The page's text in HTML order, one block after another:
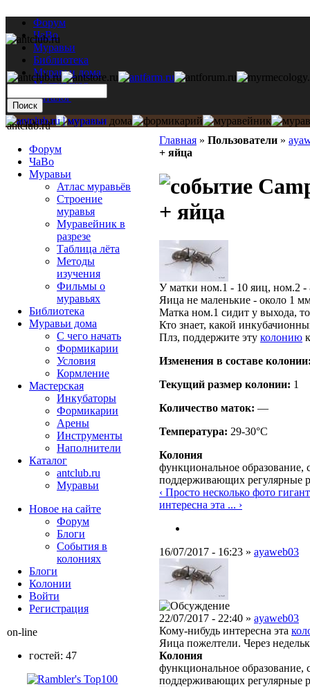
Форум
ЧаВо
Муравьи
Библиотека
Муравьи дома
Мастерская
Каталог
Главная » Пользователи »
+ яйца
+ яйца
У матки ном.1 - 10 яиц, ном.2 -
Яица не маленькие - около 1
Матка ном.1 сидит у выхода,
Кто знает, какой
Плз, поддержите эту колонию
Изменения в составе
Текущий размер кoлонии: 1
Количество маток: —
Температура: 29-30°C
Колония
функциональное образование,
поддерживающих регулярные
‹ Просто несколько фото
интересна эта ... ›
16/07/2017 - 16:23 » ayaweb03
22/07/2017 - 22:40 » ayaweb03
Кому-нибудь интересна эта
Яица пожелтели. Через
Колония
функциональное образование,
поддерживающих регулярные
antclub.ru
Форум
ЧаВо
Муравьи
Атлас муравьёв
Строение
муравья
Муравейник в
разрезе
Таблица лёта
Методы
изучения
Фильмы о
муравьях
Библиотека
Муравьи дома
С чего начать
Формикарии
Условия
Кормление
Мастерская
Инкубаторы
Формикарии
Арены
Инструменты
Наполнители
Каталог
antclub.ru
Муравьи
Новое на сайте
Форум
Блоги
События в
колониях
Блоги
Колонии
Войти
Peгиcтpaция
on-line
гостей: 47